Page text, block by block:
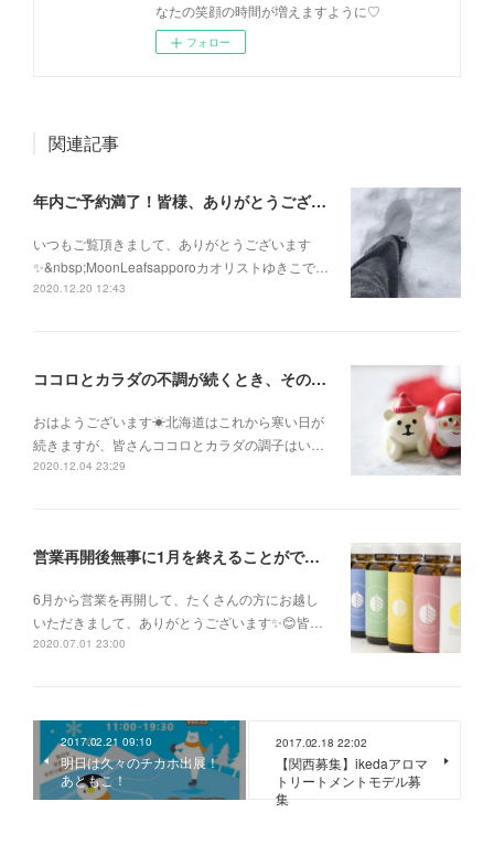
なたの笑顔の時間が増えますように♡
フォロー
関連記事
年内ご予約満了！皆様、ありがとうございます！
いつもご覧頂きまして、ありがとうございます
✨&nbsp;MoonLeafsapporoカオリストゆきこで…
2020.12.20 12:43
ココロとカラダの不調が続くとき、そのままにして諦めないで！
おはようございます☀北海道はこれから寒い日が
続きますが、皆さんココロとカラダの調子はい…
2020.12.04 23:29
営業再開後無事に1月を終えることができました✨
6月から営業を再開して、たくさんの方にお越し
いただきまして、ありがとうございます✨😊皆…
2020.07.01 23:00
2017.02.21 09:10
明日は久々のチカホ出展！
あともこ！
2017.02.18 22:02
【関西募集】ikedaアロマ
トリートメントモデル募
集